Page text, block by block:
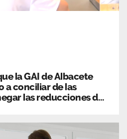
la GAI de Albacete
a conciliar de las
las reducciones de